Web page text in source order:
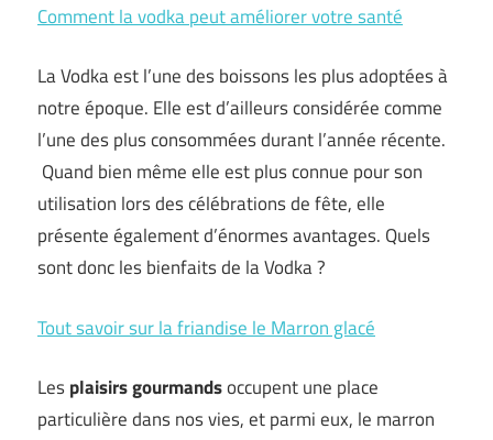
Comment la vodka peut améliorer votre santé
La Vodka est l’une des boissons les plus adoptées à
notre époque. Elle est d’ailleurs considérée comme
l’une des plus consommées durant l’année récente.
Quand bien même elle est plus connue pour son
utilisation lors des célébrations de fête, elle
présente également d’énormes avantages. Quels
sont donc les bienfaits de la Vodka ?
Tout savoir sur la friandise le Marron glacé
Lesplaisirs gourmandsoccupent une place
particulière dans nos vies, et parmi eux, le marron